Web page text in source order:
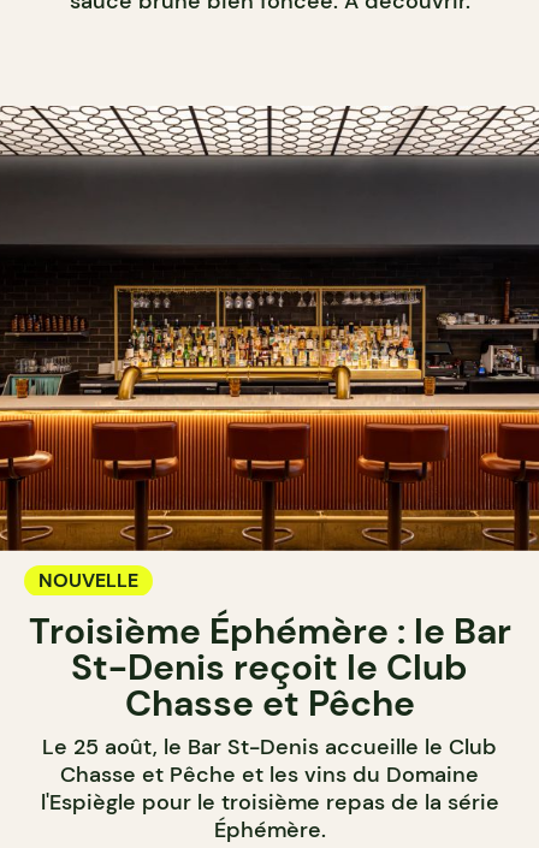
NOUVELLE
Troisième Éphémère : le Bar
St-Denis reçoit le Club
Chasse et Pêche
Le 25 août, le Bar St-Denis accueille le Club
Chasse et Pêche et les vins du Domaine
l'Espiègle pour le troisième repas de la série
Éphémère.